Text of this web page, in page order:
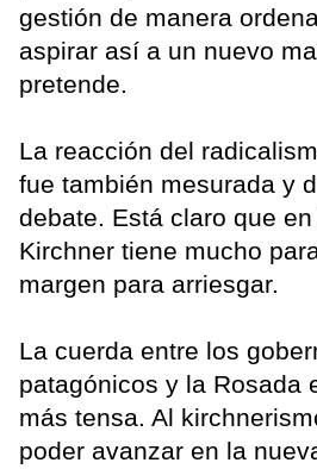
gestión de manera
aspirar así a un nuevo
pretende.
La reacción del
fue también mesurada y
debate. Está claro que
Kirchner tiene mucho
margen para arriesgar.
La cuerda entre los
patagónicos y la Rosada
más tensa. Al
poder avanzar en la